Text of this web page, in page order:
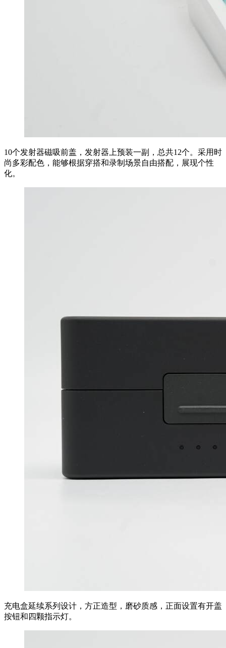
10个发射器磁吸前盖，发射器上预装一副，总共12个。采用时
尚多彩配色，能够根据穿搭和录制场景自由搭配，展现个性
化。
充电盒延续系列设计，方正造型，磨砂质感，正面设置有开盖
按钮和四颗指示灯。